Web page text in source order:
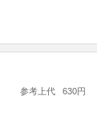
参考上代 630円